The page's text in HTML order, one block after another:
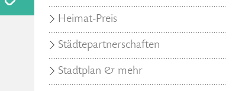
Heimat-Preis
Städtepartnerschaften
Stadtplan & mehr